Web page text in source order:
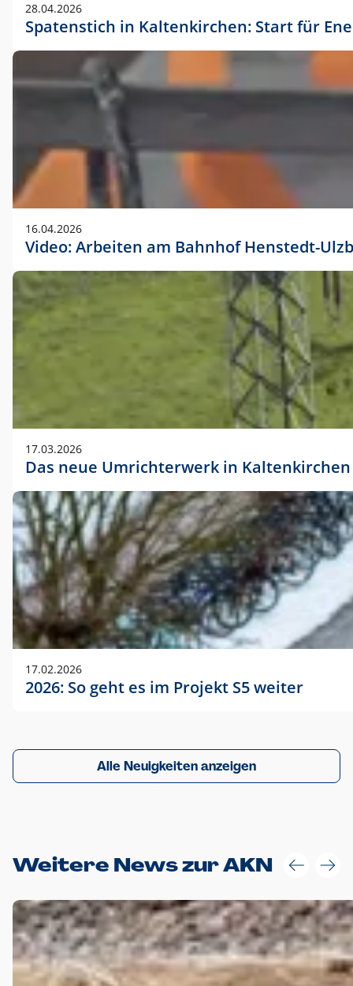
28.04.2026
Spatenstich in Kaltenkirchen: Start für
16.04.2026
Video: Arbeiten am Bahnhof Henstedt-
17.03.2026
Das neue Umrichterwerk in Kaltenkirchen
17.02.2026
2026: So geht es im Projekt S5 weiter
Alle Neuigkeiten anzeigen
Weitere News zur AKN